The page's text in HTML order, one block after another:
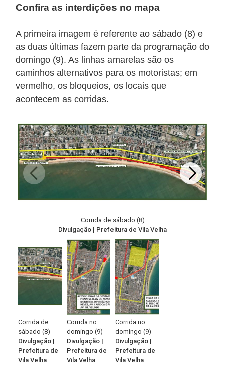
Confira as interdições no mapa
A primeira imagem é referente ao sábado (8) e
as duas últimas fazem parte da programação do
domingo (9). As linhas amarelas são os
caminhos alternativos para os motoristas; em
vermelho, os bloqueios, os locais que
acontecem as corridas.
Corrida de sábado (8)
Divulgação | Prefeitura de Vila Velha
Corrida de
sábado (8)
Divulgação |
Prefeitura de
Vila Velha
Corrida no
domingo (9)
Divulgação |
Prefeitura de
Vila Velha
Corrida no
domingo (9)
Divulgação |
Prefeitura de
Vila Velha